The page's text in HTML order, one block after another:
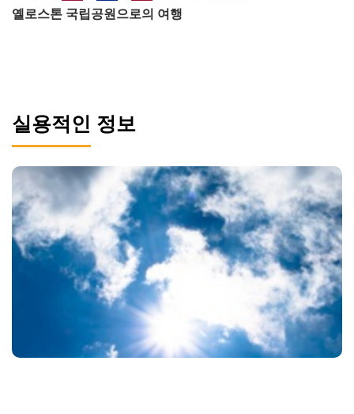
옐로스톤 국립공원으로의 여행
실용적인 정보